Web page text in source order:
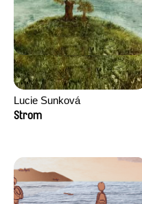
Lucie Sunková
Strom